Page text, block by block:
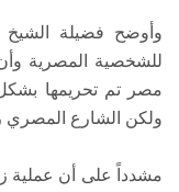
وأوضح فضيلة الشيخ
للشخصية المصرية
مصر تم تحريمها
ولكن الشارع المصري
مشدداً على أن عملية